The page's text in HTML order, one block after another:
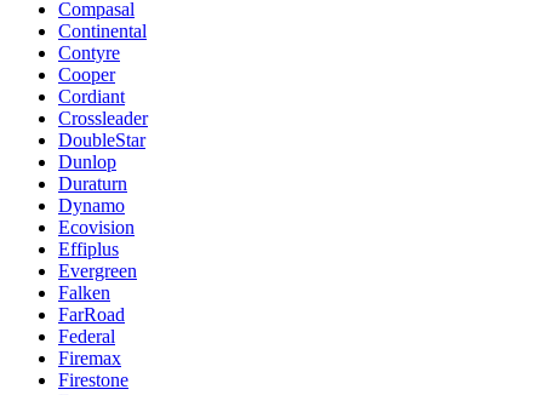
Compasal
Continental
Contyre
Cooper
Cordiant
Crossleader
DoubleStar
Dunlop
Duraturn
Dynamo
Ecovision
Effiplus
Evergreen
Falken
FarRoad
Federal
Firemax
Firestone